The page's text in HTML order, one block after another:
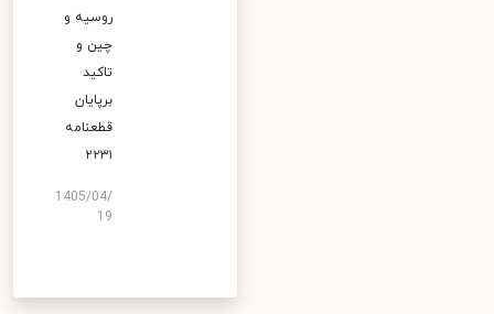
روسیه و
چین و
تاکید
برپایان
قطعنامه
۲۲۳۱
1405/04/
19